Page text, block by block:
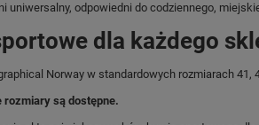
uniwersalny, odpowiedni do codziennego,
dla każdego
Norway w standardowych rozmiarach 41,
rozmiary są dostępne.